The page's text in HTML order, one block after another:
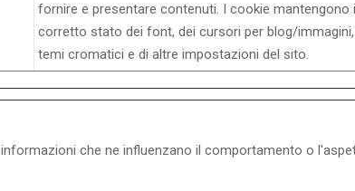
fornire e presentare contenuti. I cookie mantengono
corretto stato dei font, dei cursori per blog/immagini,
temi cromatici e di altre impostazioni del sito.
che ne influenzano il comportamento o